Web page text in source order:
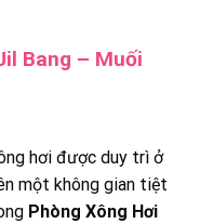
Bang – Muối
hơi được duy trì ở
một không gian tiệt
Phòng Xông Hơi